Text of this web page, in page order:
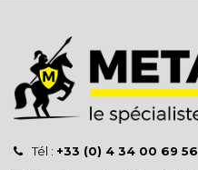
Tél : +33 (0) 4 34 00 69 56